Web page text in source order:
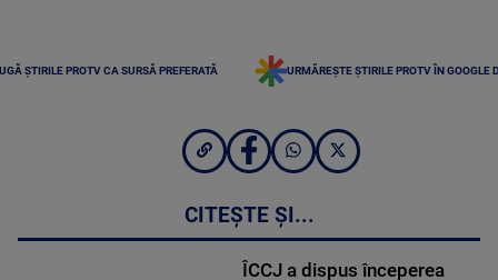
ȘTIRILE PROTV CA SURSĂ PREFERATĂ URMĂREȘTE ȘTIRILE PROTV ÎN GOOGLE
CITEȘTE ȘI...
ÎCCJ a dispus începerea